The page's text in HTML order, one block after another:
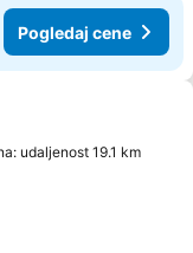
Pogledaj cene
udaljenost 19.1 km